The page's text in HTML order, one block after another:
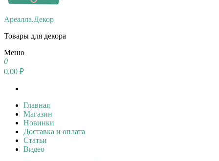
Ареалла.Декор
Товары для декора
Меню
0
0,00 ₽
Главная
Магазин
Новинки
Доставка и оплата
Статьи
Видео